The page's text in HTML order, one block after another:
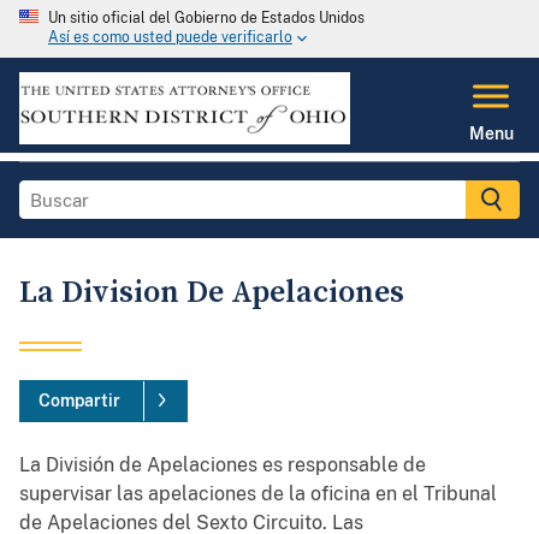
Un sitio oficial del Gobierno de Estados Unidos
Así es como usted puede verificarlo
Menu
La Division De Apelaciones
Compartir
La División de Apelaciones es responsable de
supervisar las apelaciones de la oficina en el Tribunal
de Apelaciones del Sexto Circuito. Las